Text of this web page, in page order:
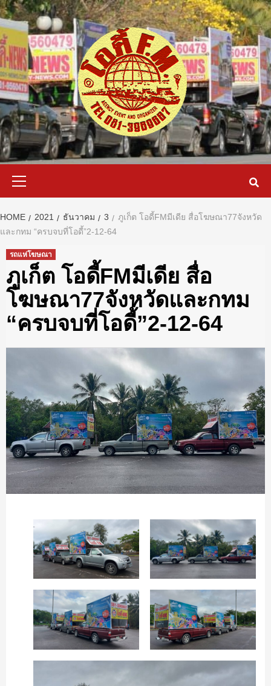
Skip
to
content
HOME 2021 ธันวาคม 3
ภูเก็ต โอดี้FMมีเดีย สื่อโฆษณา77จังหวัด
และกทม “ครบจบที่โอดี้”2-12-64
รถแห่โฆษณา
ภูเก็ต โอดี้FMมีเดีย สื่อ
โฆษณา77จังหวัดและกทม
“ครบจบที่โอดี้”2-12-64